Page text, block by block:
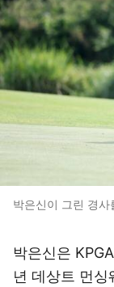
박은신이 그린 경
박은신은
년 데상트 먼싱